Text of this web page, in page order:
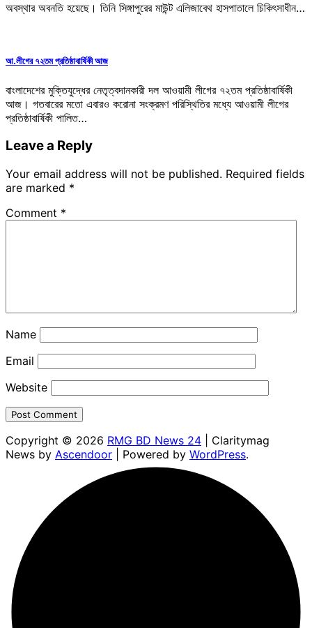
অবস্থার অবনতি হয়েছে। তিনি সিঙ্গাপুরের মাউন্ট এলিজাবেথ হাসপাতালে চিকিৎসাধীন…
আ.লীগের ৭২তম প্রতিষ্ঠাবার্ষিকী আজ
বাংলাদেশের মুক্তিযুদ্ধের নেতৃত্বদানকারী দল আওয়ামী লীগের ৭২তম প্রতিষ্ঠাবার্ষিকী
আজ। গতবারের মতো এবারও করোনা সংক্রমণ পরিস্থিতির মধ্যে আওয়ামী লীগের
প্রতিষ্ঠাবার্ষিকী পালিত…
Leave a Reply
Your email address will not be published. Required fields
are marked *
Comment *
Name
Email
Website
Copyright © 2026 RMG BD News 24 | Claritymag
News by Ascendoor | Powered by WordPress.